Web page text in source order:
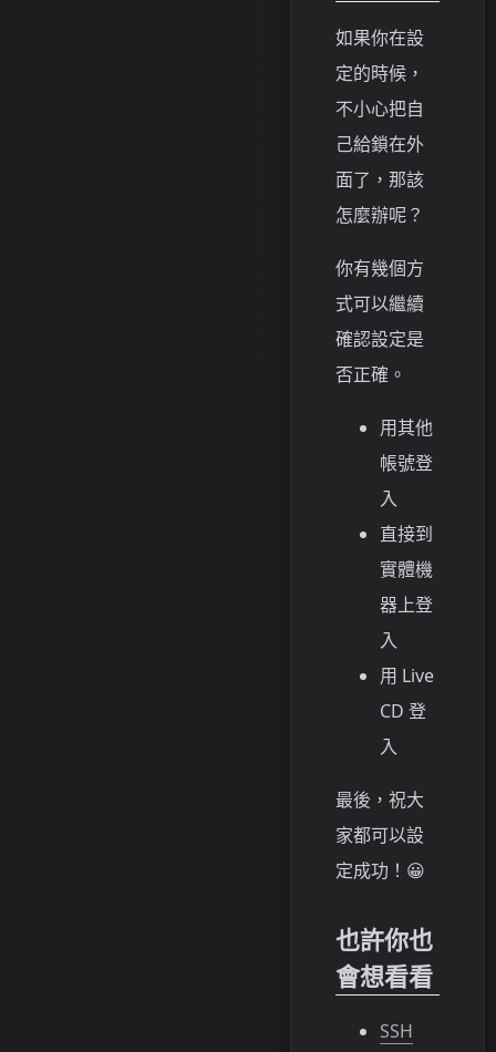
如果你在設
定的時候，
不小心把自
己給鎖在外
面了，那該
怎麼辦呢？
你有幾個方
式可以繼續
確認設定是
否正確。
用其他
帳號登
入
直接到
實體機
器上登
入
用 Live
CD 登
入
最後，祝大
家都可以設
定成功！😀
也許你也
會想看看
SSH